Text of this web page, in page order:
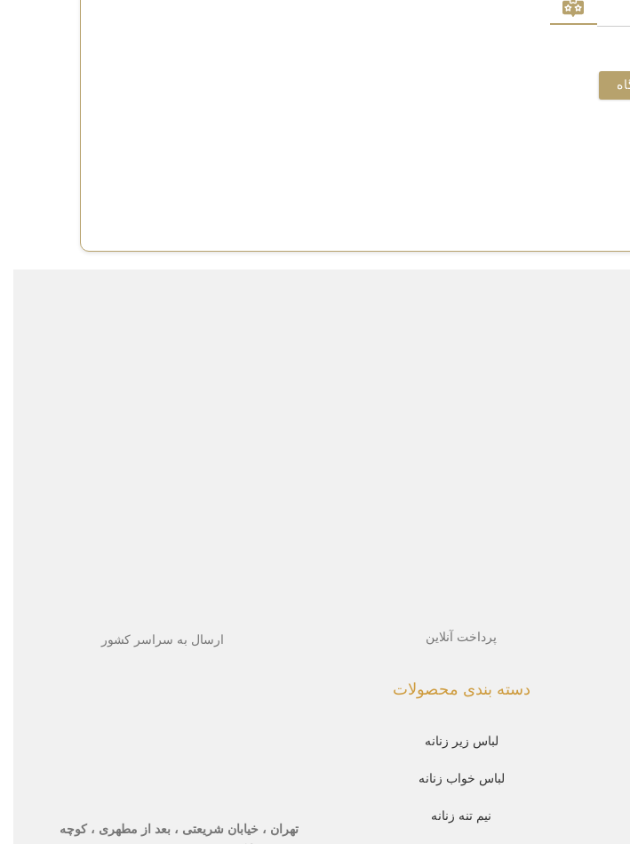
پرداخت آنلاین
دسته بندی محصولات
لباس زیر زنانه
لباس خواب زنانه
نیم تنه زنانه
ارسال به سراسر کشور
تهران ، خیابان شریعتی ، بعد از مطهری ، کوچه